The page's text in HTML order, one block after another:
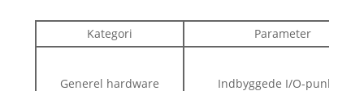
Kategori Parameter
Generel hardware Indbyggede I/O-punkter